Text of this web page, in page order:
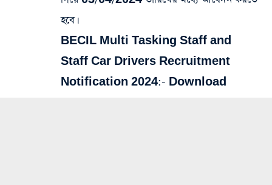
হবে।
BECIL Multi Tasking Staff and
Staff Car Drivers Recruitment
Notification 2024:- Download